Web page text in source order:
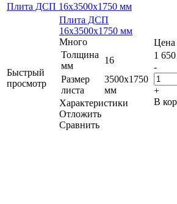
Плита ДСП 16х3500х1750 мм
Быстрый
просмотр
Плита ДСП
16х3500х1750 мм
Много
Толщина
мм
16
Размер
листа
3500х1750
мм
Характеристики
Отложить
Сравнить
Цена
1 650
-
+
В